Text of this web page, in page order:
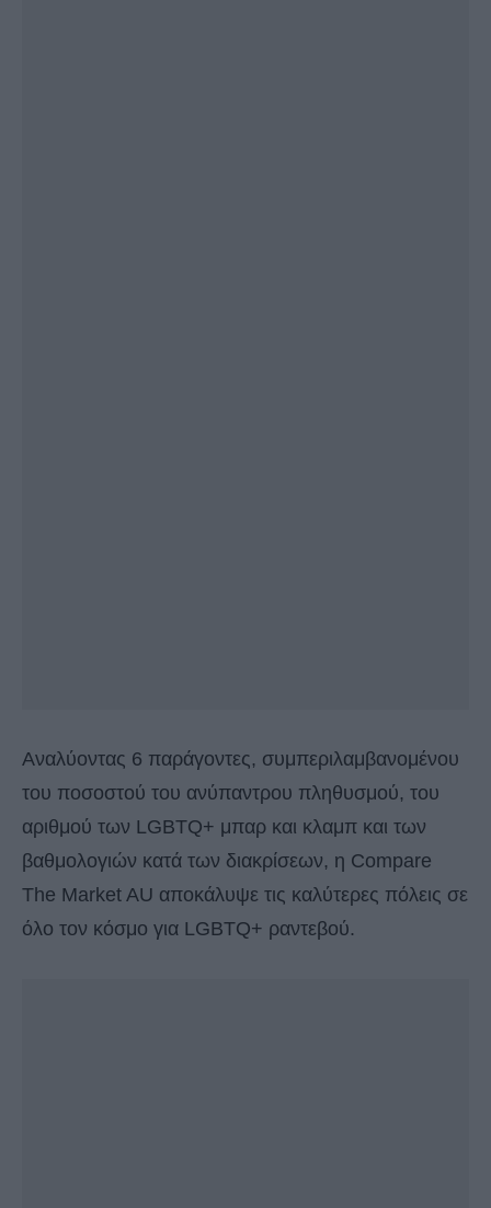
Αναλύοντας 6 παράγοντες, συμπεριλαμβανομένου
του ποσοστού του ανύπαντρου πληθυσμού, του
αριθμού των LGBTQ+ μπαρ και κλαμπ και των
βαθμολογιών κατά των διακρίσεων, η Compare
The Market AU αποκάλυψε τις καλύτερες πόλεις σε
όλο τον κόσμο για LGBTQ+ ραντεβού.